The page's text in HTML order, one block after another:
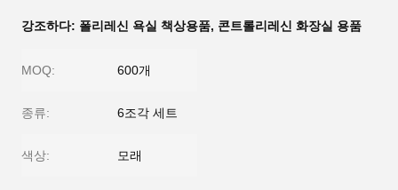
강조하다: 폴리레신 욕실 책상용품, 콘트롤리레신 화장실 용품
MOQ: 600개
종류: 6조각 세트
색상: 모래